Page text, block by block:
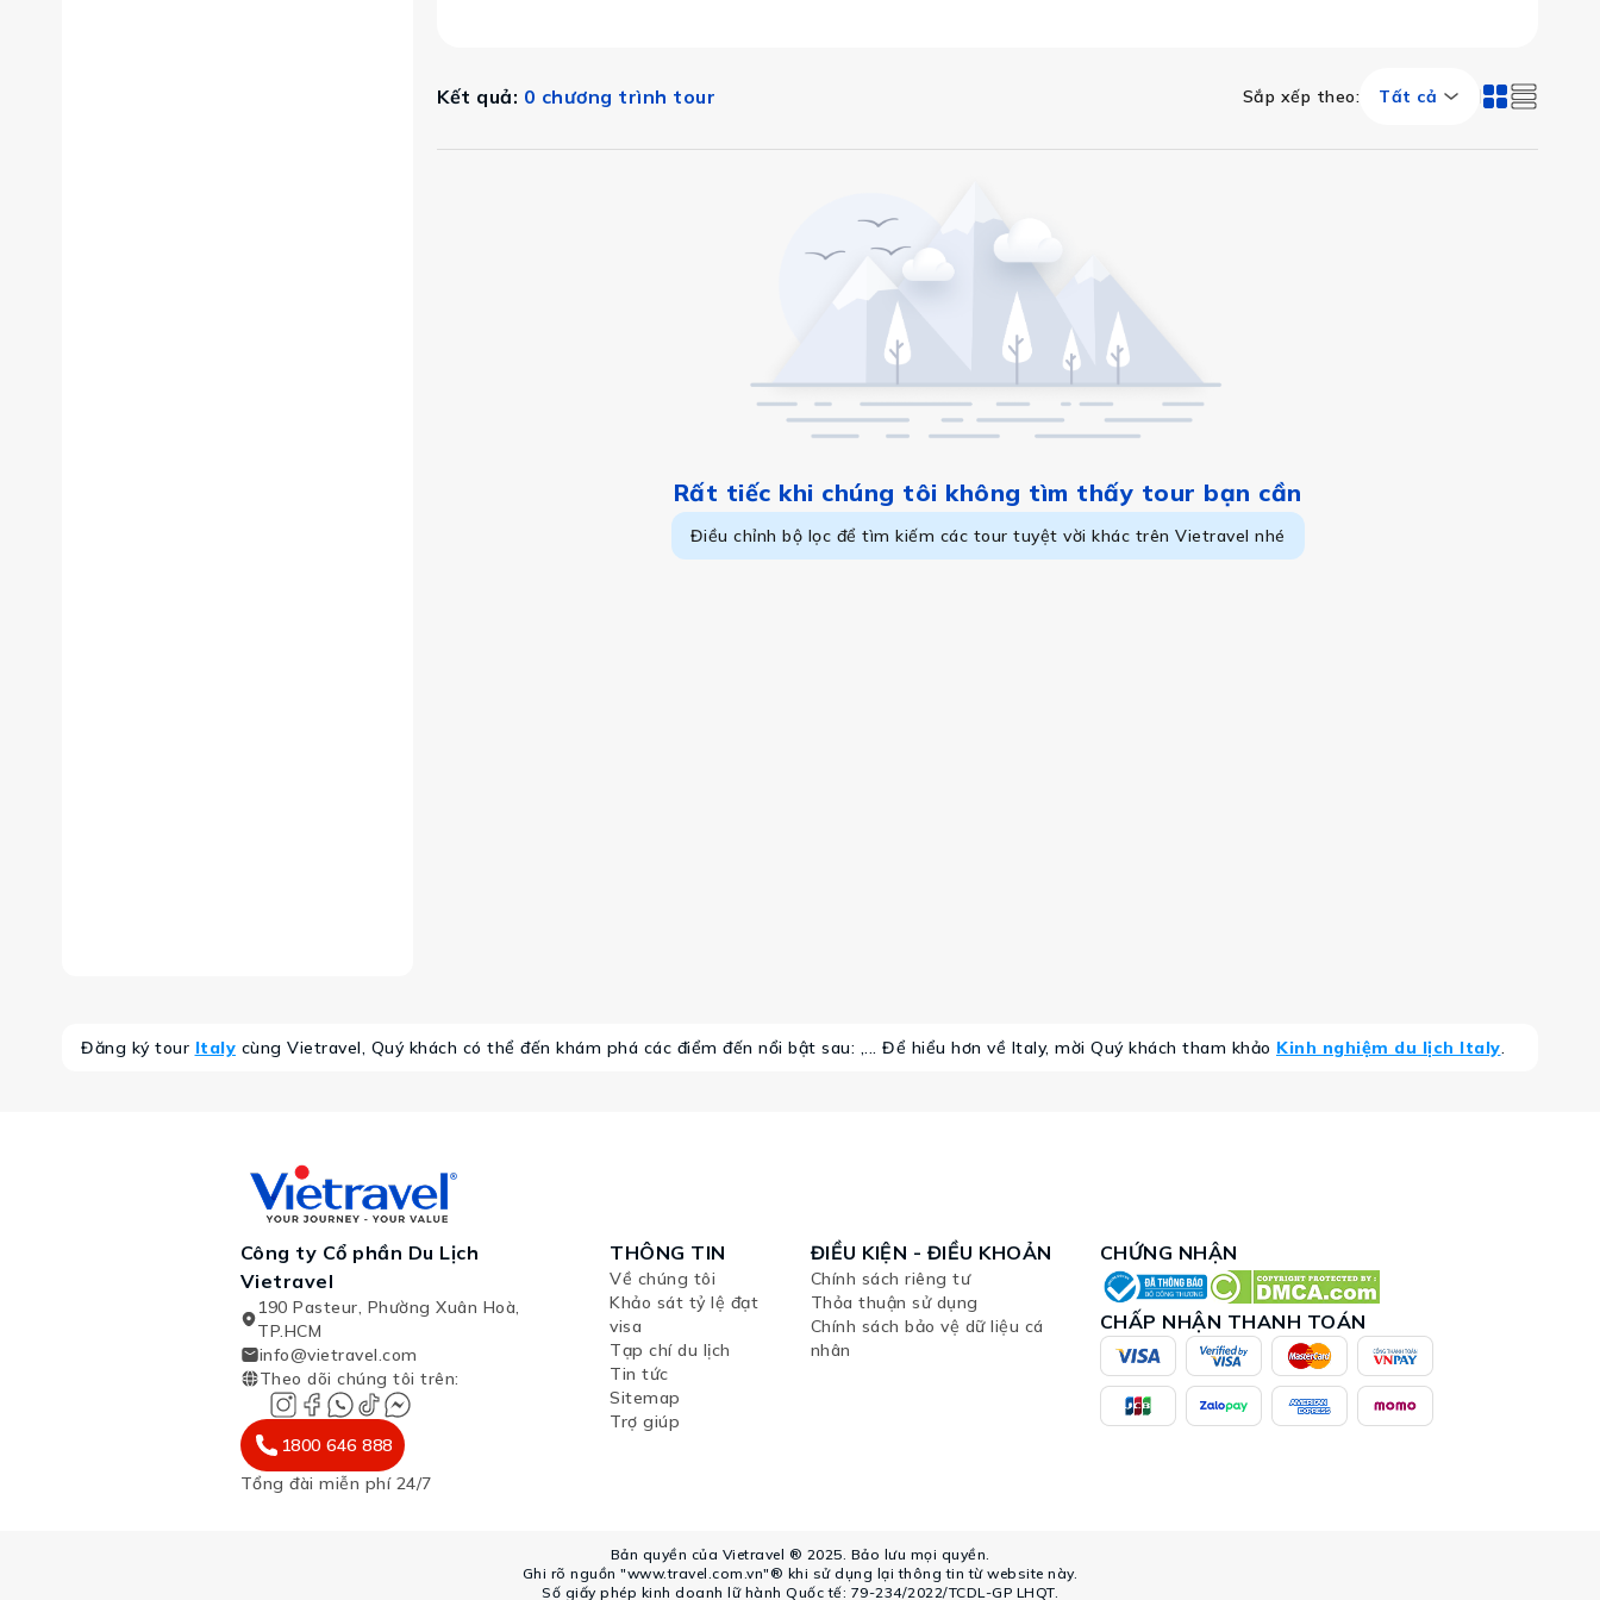
Kết quả: 0 chương trình tour Sắp xếp theo: Tất cả
Rất tiếc khi chúng tôi không tìm thấy tour bạn cần
Điều chỉnh bộ lọc để tìm kiếm các tour tuyệt vời khác trên Vietravel nhé
Đăng ký tour Italy cùng Vietravel, Quý khách có thể đến khám phá các điểm đến nổi bật sau: ,... Để hiểu hơn về Italy, mời Quý khách tham khảo Kinh nghiệm du lịch Italy.
Công ty Cổ phần Du Lịch
Vietravel
190 Pasteur, Phường Xuân Hoà,
TP.HCM
info@vietravel.com
Theo dõi chúng tôi trên:
1800 646 888
Tổng đài miễn phí 24/7
THÔNG TIN
Về chúng tôi
Khảo sát tỷ lệ đạt
visa
Tạp chí du lịch
Tin tức
Sitemap
Trợ giúp
ĐIỀU KIỆN - ĐIỀU KHOẢN
Chính sách riêng tư
Thỏa thuận sử dụng
Chính sách bảo vệ dữ liệu cá
nhân
CHỨNG NHẬN
CHẤP NHẬN THANH TOÁN
Bản quyền của Vietravel ® 2025. Bảo lưu mọi quyền.
Ghi rõ nguồn "www.travel.com.vn"® khi sử dụng lại thông tin từ website này.
Số giấy phép kinh doanh lữ hành Quốc tế: 79-234/2022/TCDL-GP LHQT.